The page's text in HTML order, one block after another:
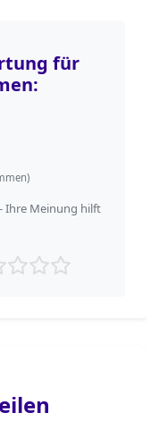
für
Ihre Meinung hilft